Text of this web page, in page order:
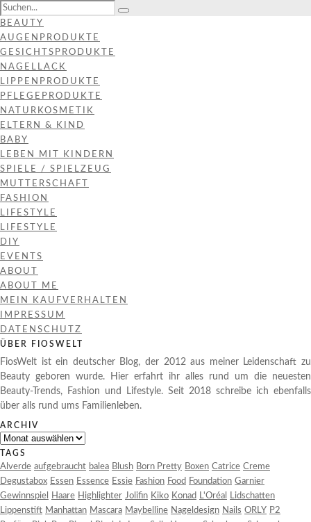
BEAUTY
AUGENPRODUKTE
GESICHTSPRODUKTE
NAGELLACK
LIPPENPRODUKTE
PFLEGEPRODUKTE
NATURKOSMETIK
ELTERN & KIND
BABY
LEBEN MIT KINDERN
SPIELE / SPIELZEUG
MUTTERSCHAFT
FASHION
LIFESTYLE
LIFESTYLE
DIY
EVENTS
ABOUT
ABOUT ME
MEIN KAUFVERHALTEN
IMPRESSUM
DATENSCHUTZ
ÜBER FIOSWELT
FiosWelt ist ein deutscher Blog, der 2012 aus meiner Leidenschaft zu
Beauty geboren wurde. Hier erfahrt ihr alles rund um die neuesten
Beauty-Trends, Fashion und Lifestyle. Seit 2018 schreibe ich ebenfalls
über alls rund ums Familienleben.
ARCHIV
Archiv
TAGS
Alverde aufgebraucht balea Blush Born Pretty Boxen Catrice Creme
Degustabox Essen Essence Essie Fashion Food Foundation Garnier
Gewinnspiel
Haare Highlighter Jolifin Kiko Konad L'Oréal
Lidschatten
Lippenstift Manhattan Mascara Maybelline Nageldesign Nails ORLY P2